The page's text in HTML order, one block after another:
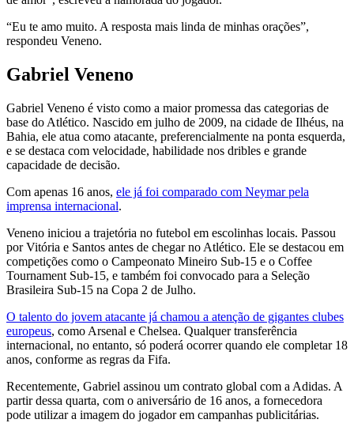
“Eu te amo muito. A resposta mais linda de minhas orações”,
respondeu Veneno.
Gabriel Veneno
Gabriel Veneno é visto como a maior promessa das categorias de
base do Atlético. Nascido em julho de 2009, na cidade de Ilhéus, na
Bahia, ele atua como atacante, preferencialmente na ponta esquerda,
e se destaca com velocidade, habilidade nos dribles e grande
capacidade de decisão.
Com apenas 16 anos, ele já foi comparado com Neymar pela
imprensa internacional.
Veneno iniciou a trajetória no futebol em escolinhas locais. Passou
por Vitória e Santos antes de chegar no Atlético. Ele se destacou em
competições como o Campeonato Mineiro Sub-15 e o Coffee
Tournament Sub-15, e também foi convocado para a Seleção
Brasileira Sub-15 na Copa 2 de Julho.
O talento do jovem atacante já chamou a atenção de gigantes clubes
europeus, como Arsenal e Chelsea. Qualquer transferência
internacional, no entanto, só poderá ocorrer quando ele completar 18
anos, conforme as regras da Fifa.
Recentemente, Gabriel assinou um contrato global com a Adidas. A
partir dessa quarta, com o aniversário de 16 anos, a fornecedora
pode utilizar a imagem do jogador em campanhas publicitárias.